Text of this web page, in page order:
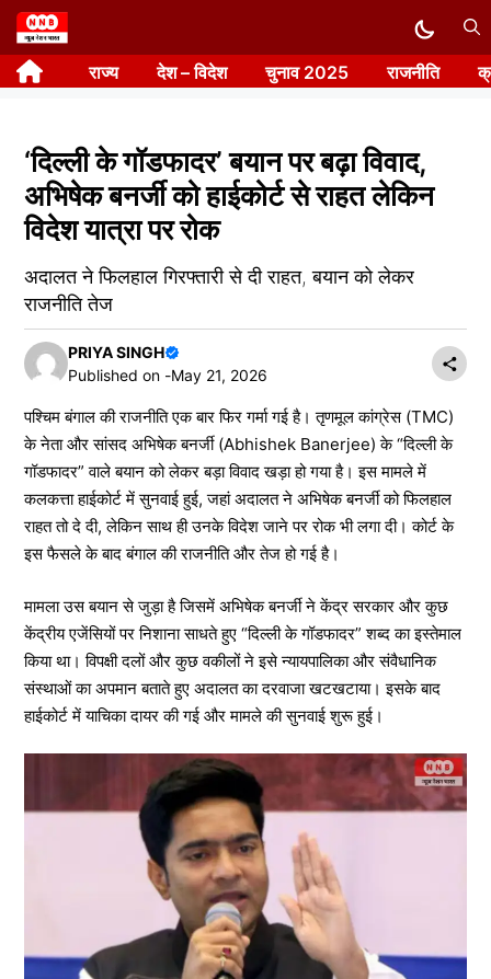
Skip
to
content राज्य देश – विदेश चुनाव 2025 राजनीति
‘दिल्ली के गॉडफादर’ बयान पर बढ़ा विवाद,
अभिषेक बनर्जी को हाईकोर्ट से राहत लेकिन
विदेश यात्रा पर रोक
अदालत ने फिलहाल गिरफ्तारी से दी राहत, बयान को लेकर
राजनीति तेज
PRIYA SINGH
Published on -May 21, 2026
पश्चिम बंगाल की राजनीति एक बार फिर गर्मा गई है। तृणमूल कांग्रेस (TMC)
के नेता और सांसद अभिषेक बनर्जी (Abhishek Banerjee) के “दिल्ली के
गॉडफादर” वाले बयान को लेकर बड़ा विवाद खड़ा हो गया है। इस मामले में
कलकत्ता हाईकोर्ट में सुनवाई हुई, जहां अदालत ने अभिषेक बनर्जी को फिलहाल
राहत तो दे दी, लेकिन साथ ही उनके विदेश जाने पर रोक भी लगा दी। कोर्ट के
इस फैसले के बाद बंगाल की राजनीति और तेज हो गई है।
मामला उस बयान से जुड़ा है जिसमें अभिषेक बनर्जी ने केंद्र सरकार और कुछ
केंद्रीय एजेंसियों पर निशाना साधते हुए “दिल्ली के गॉडफादर” शब्द का इस्तेमाल
किया था। विपक्षी दलों और कुछ वकीलों ने इसे न्यायपालिका और संवैधानिक
संस्थाओं का अपमान बताते हुए अदालत का दरवाजा खटखटाया। इसके बाद
हाईकोर्ट में याचिका दायर की गई और मामले की सुनवाई शुरू हुई।